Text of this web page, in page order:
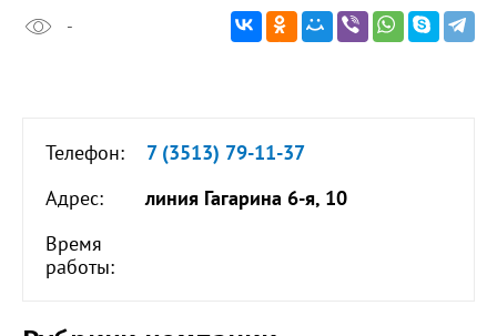
-
Телефон:
7 (3513) 79-11-37
Адрес:
линия Гагарина 6-я, 10
Время
работы: